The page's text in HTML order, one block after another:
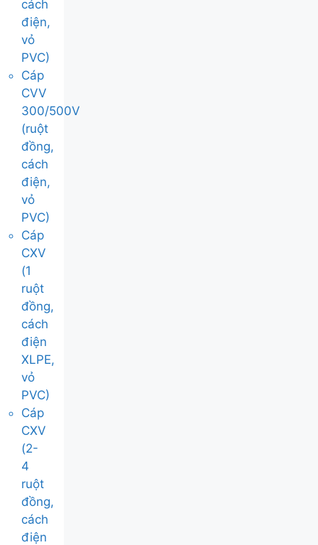
cách
điện,
vỏ
PVC)
Cáp
CVV
300/500V
(ruột
đồng,
cách
điện,
vỏ
PVC)
Cáp
CXV
(1
ruột
đồng,
cách
điện
XLPE,
vỏ
PVC)
Cáp
CXV
(2-
4
ruột
đồng,
cách
điện